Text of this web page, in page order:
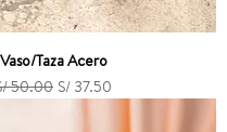
Vaso/Taza Acero
50.00 Precio de oferta
S/ 37.50